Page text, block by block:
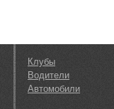
Клубы
Водители
Автомобили